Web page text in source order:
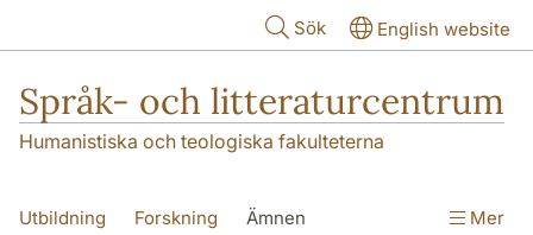
Sök English website
Språk- och litteraturcentrum
Humanistiska och teologiska fakulteterna
Utbildning Forskning Ämnen Mer